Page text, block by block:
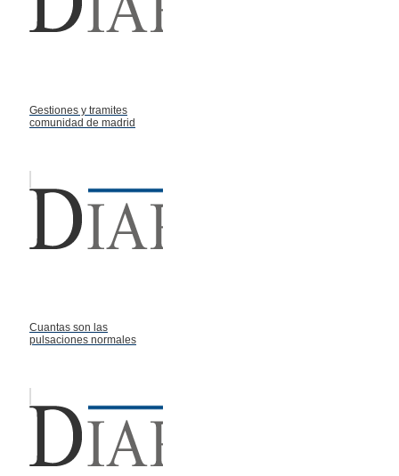
Gestiones y tramites
comunidad de madrid
Cuantas son las
pulsaciones normales